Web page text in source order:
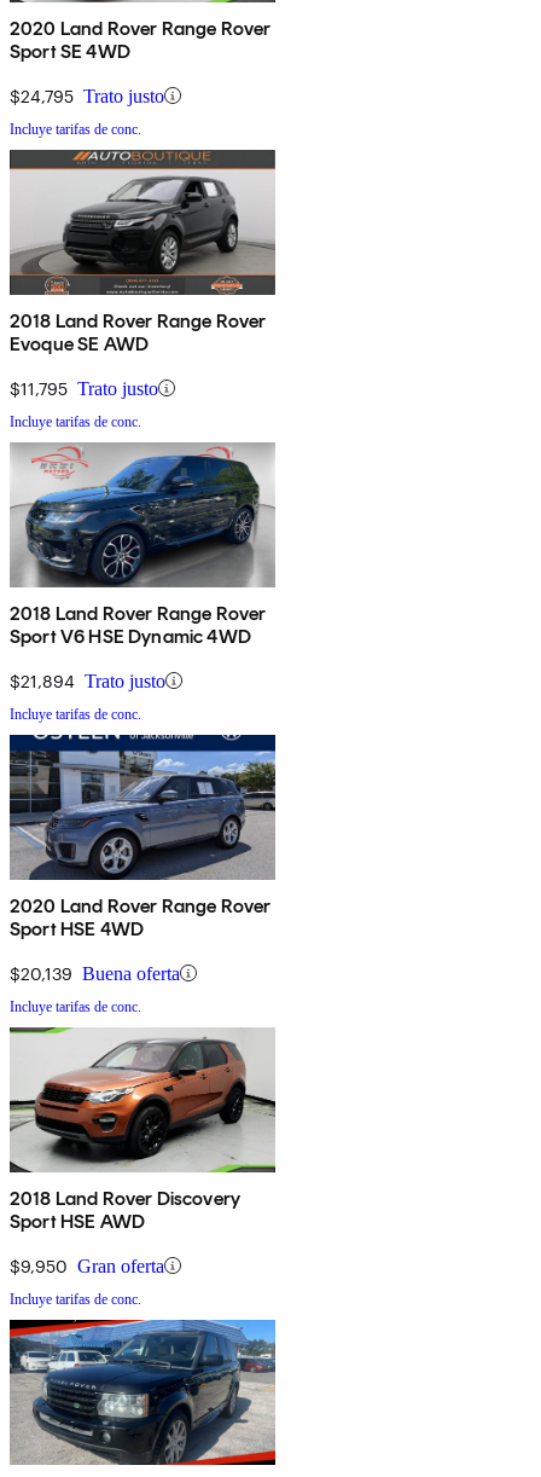
2020 Land Rover Range Rover
Sport SE 4WD
$24,795 Trato justo
Incluye tarifas de conc.
2018 Land Rover Range Rover
Evoque SE AWD
$11,795 Trato justo
Incluye tarifas de conc.
2018 Land Rover Range Rover
Sport V6 HSE Dynamic 4WD
$21,894 Trato justo
Incluye tarifas de conc.
2020 Land Rover Range Rover
Sport HSE 4WD
$20,139 Buena oferta
Incluye tarifas de conc.
2018 Land Rover Discovery
Sport HSE AWD
$9,950 Gran oferta
Incluye tarifas de conc.